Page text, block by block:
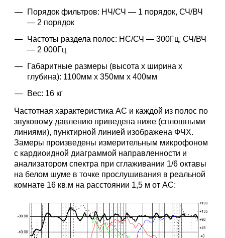
Порядок фильтров: НЧ/СЧ — 1 порядок, СЧ/ВЧ
— 2 порядок
Частоты раздела полос: НС/СЧ — 300Гц, СЧ/ВЧ
— 2 000Гц
Габаритные размеры (высота х ширина х
глубина): 1100мм х 350мм х 400мм
Вес: 16 кг
Частотная характеристика АС и каждой из полос по
звуковому давлению приведена ниже (сплошными
линиями), пунктирной линией изображена ФЧХ.
Замеры произведены измерительным микрофоном
с кардиоидной диаграммой направленности и
анализатором спектра при сглаживании 1/6 октавы
на белом шуме в точке прослушивания в реальной
комнате 16 кв.м на расстоянии 1,5 м от АС: